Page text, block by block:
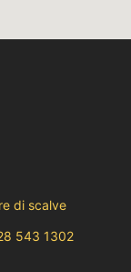
di scalve
543 1302